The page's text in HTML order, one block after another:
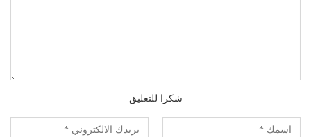
شكرا للتعليق